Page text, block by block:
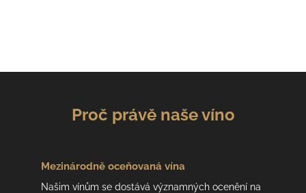
Proč právě naše víno
Mezinárodně oceňovaná vína
Našim vínům se dostává významných ocenění na